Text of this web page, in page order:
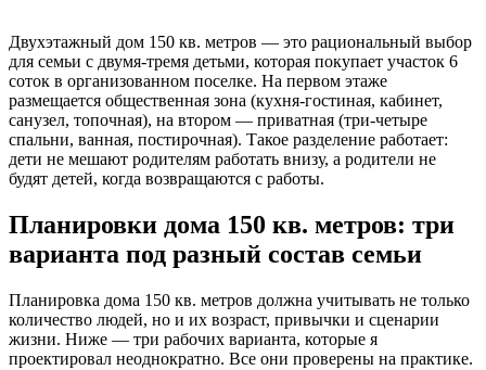
Двухэтажный дом 150 кв. метров — это рациональный выбор
для семьи с двумя-тремя детьми, которая покупает участок 6
соток в организованном поселке. На первом этаже
размещается общественная зона (кухня-гостиная, кабинет,
санузел, топочная), на втором — приватная (три-четыре
спальни, ванная, постирочная). Такое разделение работает:
дети не мешают родителям работать внизу, а родители не
будят детей, когда возвращаются с работы.
Планировки дома 150 кв. метров: три
варианта под разный состав семьи
Планировка дома 150 кв. метров должна учитывать не только
количество людей, но и их возраст, привычки и сценарии
жизни. Ниже — три рабочих варианта, которые я
проектировал неоднократно. Все они проверены на практике.